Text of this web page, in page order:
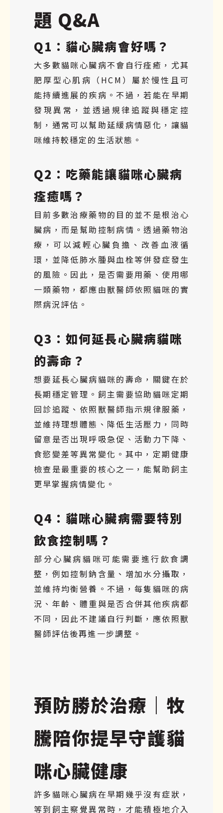
題 Q&A
Q1：貓心臟病會好嗎？
大多數貓咪心臟病不會自行痊癒，尤其
肥厚型心肌病（HCM）屬於慢性且可
能持續進展的疾病。不過，若能在早期
發現異常，並透過規律追蹤與穩定控
制，通常可以幫助延緩病情惡化，讓貓
咪維持較穩定的生活狀態。
Q2：吃藥能讓貓咪心臟病
痊癒嗎？
目前多數治療藥物的目的並不是根治心
臟病，而是幫助控制病情。透過藥物治
療，可以減輕心臟負擔、改善血液循
環，並降低肺水腫與血栓等併發症發生
的風險。因此，是否需要用藥、使用哪
一類藥物，都應由獸醫師依照貓咪的實
際病況評估。
Q3：如何延長心臟病貓咪
的壽命？
想要延長心臟病貓咪的壽命，關鍵在於
長期穩定管理。飼主需要協助貓咪定期
回診追蹤、依照獸醫師指示規律服藥，
並維持理想體態、降低生活壓力，同時
留意是否出現呼吸急促、活動力下降、
食慾變差等異常變化。其中，定期健康
檢查是最重要的核心之一，能幫助飼主
更早掌握病情變化。
Q4：貓咪心臟病需要特別
飲食控制嗎？
部分心臟病貓咪可能需要進行飲食調
整，例如控制鈉含量、增加水分攝取，
並維持均衡營養。不過，每隻貓咪的病
況、年齡、體重與是否合併其他疾病都
不同，因此不建議自行判斷，應依照獸
醫師評估後再進一步調整。
預防勝於治療｜牧
騰陪你提早守護貓
咪心臟健康
許多貓咪心臟病在早期幾乎沒有症狀，
等到飼主察覺異常時，才能積極地介入